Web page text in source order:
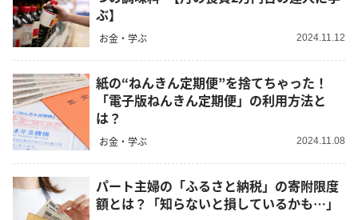
ぶ】
お金・学ぶ 2024.11.12
紙の“ねんきん定期便”を捨てちゃった！
「電子版ねんきん定期便」の利用方法と
は？
お金・学ぶ 2024.11.08
パート主婦の「ふるさと納税」の寄附限度
額とは？「知らないと損しているかも…」